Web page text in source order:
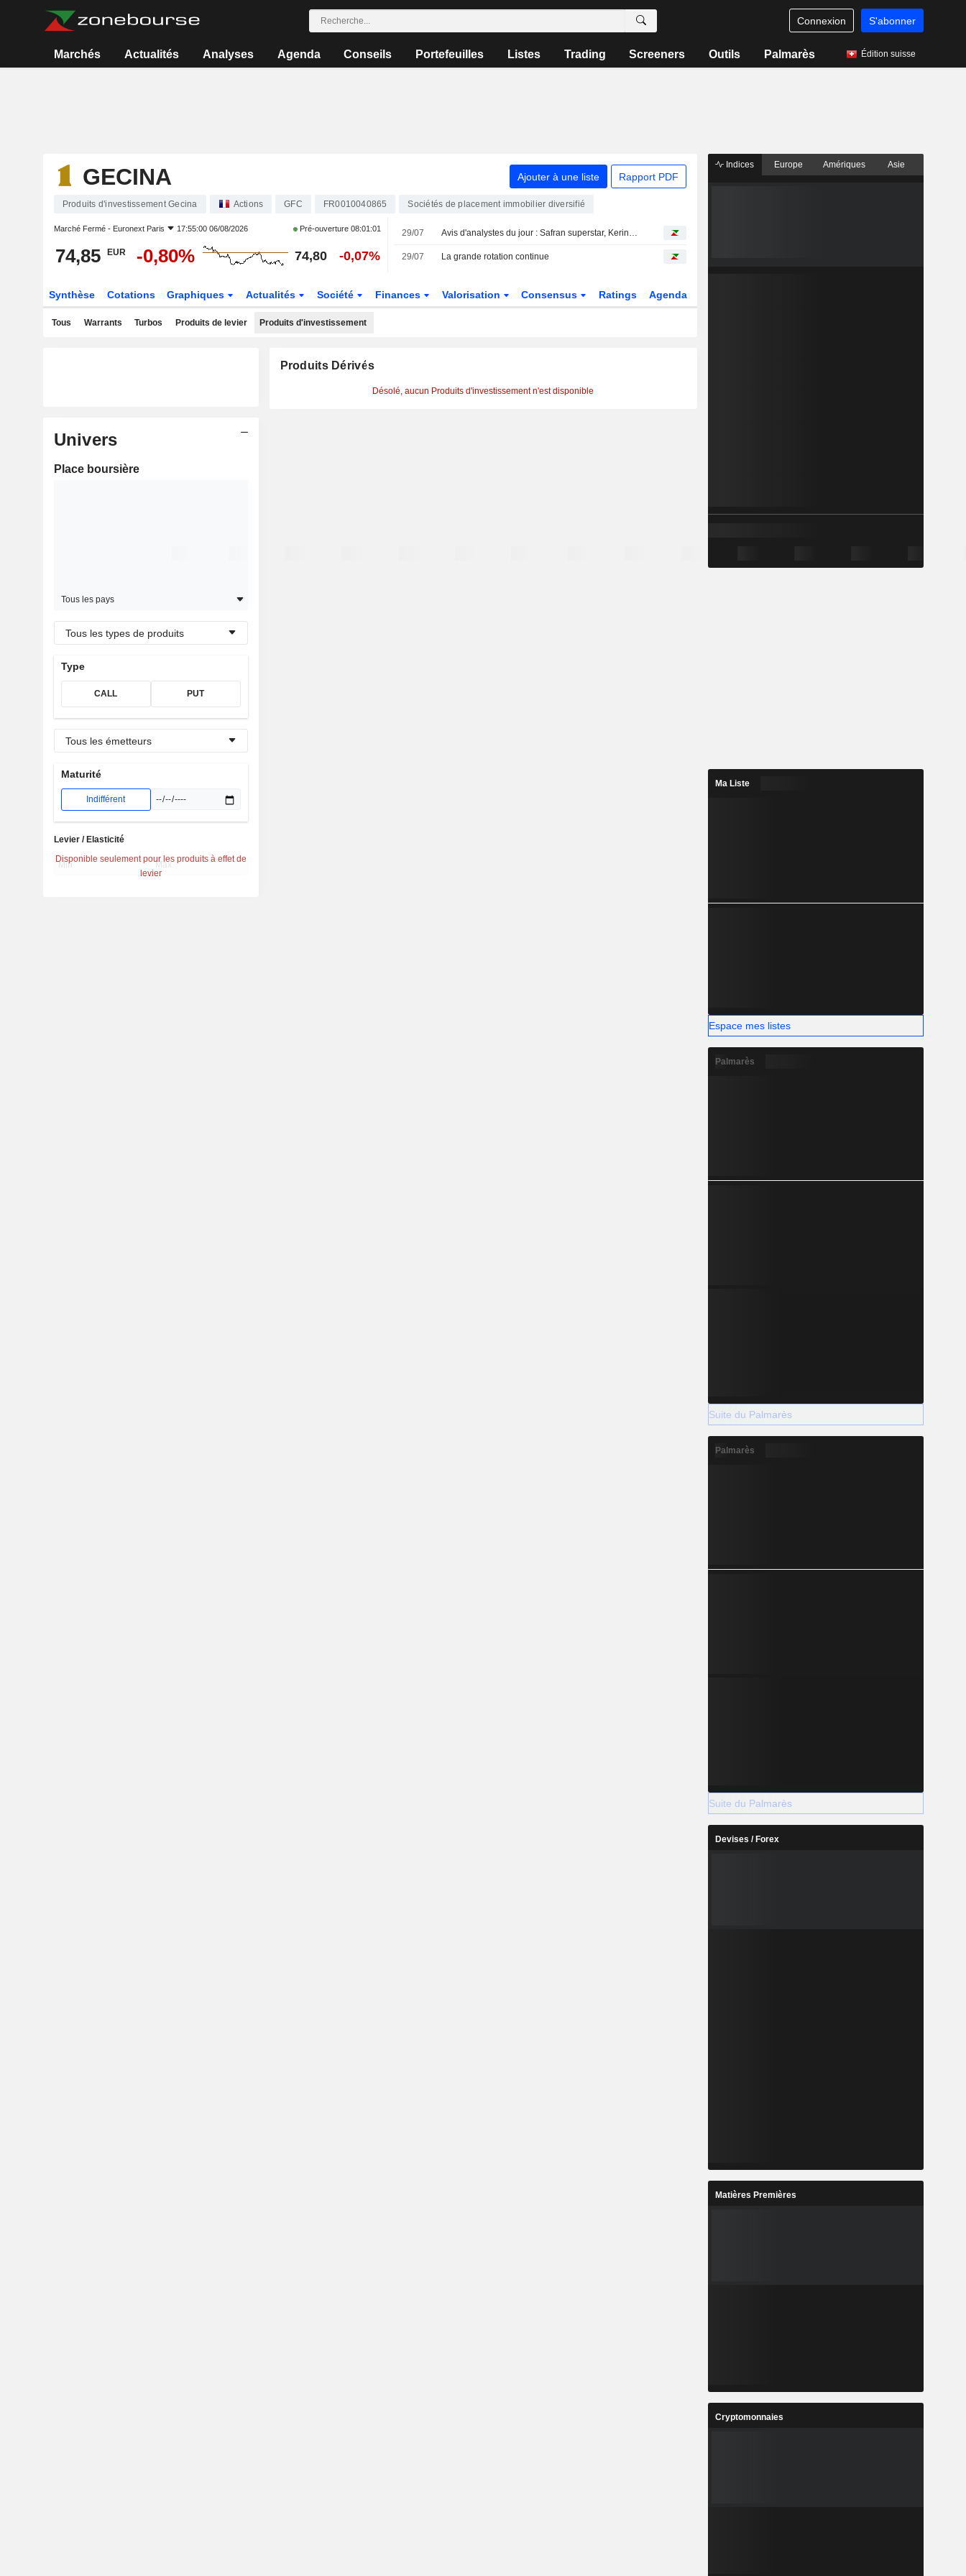
Connexion S'abonner
Marchés Actualités Analyses Agenda Conseils Portefeuilles Listes Trading Screeners Outils Palmarès Édition suisse
GECINA Ajouter à une liste Rapport PDF
Produits d'investissement Gecina Actions GFC FR0010040865 Sociétés de placement immobilier diversifié
Marché Fermé - Euronext Paris 17:55:00 06/08/2026 Pré-ouverture08:01:01
74,85 EUR -0,80% 74,80 -0,07%
29/07 Avis d'analystes du jour : Safran superstar, Kering se rachète
29/07 La grande rotation continue
Synthèse Cotations Graphiques Actualités Société Finances Valorisation Consensus Ratings Agenda
Tous Warrants Turbos Produits de levier Produits d'investissement
Univers
Place boursière
Tous les pays
Tous les types de produits
Type
CALL PUT
Tous les émetteurs
Maturité
Indifférent
Disponible seulement pour les produits à effet de
levier
Levier / Elasticité
Produits Dérivés
Désolé, aucun Produits d'investissement n'est disponible
Indices Europe Amériques Asie
Ma Liste
Espace mes listes
Palmarès
Suite du Palmarès
Palmarès
Suite du Palmarès
Devises / Forex
Matières Premières
Cryptomonnaies